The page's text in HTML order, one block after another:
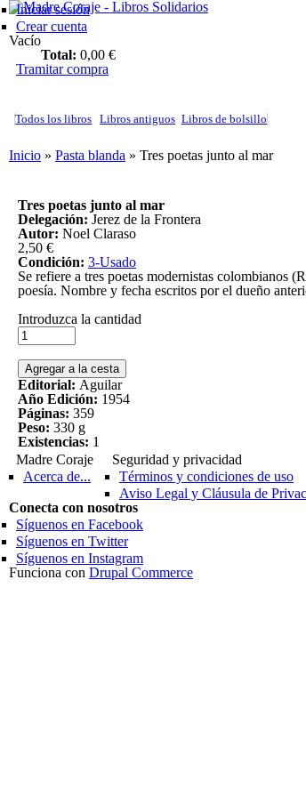
Iniciar sesión
Crear cuenta
Vacío
Total: 0,00 €
Tramitar compra
Todos los libros Libros antiguos Libros de bolsillo
Usted está aquí
Inicio » Pasta blanda » Tres poetas junto al mar
Tres poetas junto al mar
Delegación: Jerez de la Frontera
Autor: Noel Claraso
2,50 €
Condición: 3-Usado
Se refiere a tres poetas modernistas colombianos
poesía. Nombre y fecha escritos por el dueño
Introduzca la cantidad
Editorial: Aguilar
Año Edición: 1954
Páginas: 359
Peso: 330 g
Existencias: 1
Madre Coraje
Acerca de...
Seguridad y privacidad
Términos y condiciones de uso
Aviso Legal y Cláusula de
Conecta con nosotros
Síguenos en Facebook
Síguenos en Twitter
Síguenos en Instagram
Funciona con Drupal Commerce